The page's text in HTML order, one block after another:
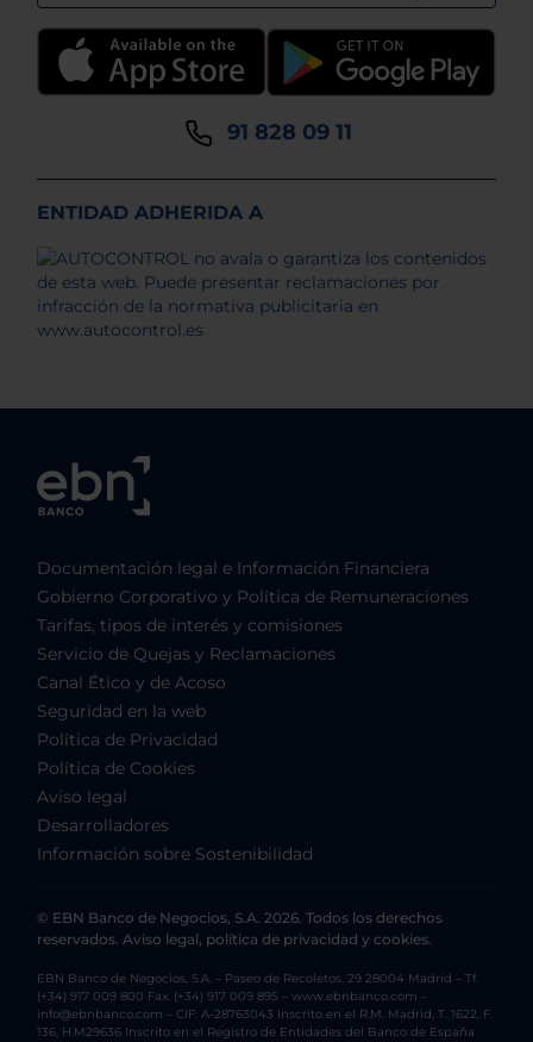
91 828 09 11
ENTIDAD ADHERIDA A
Documentación legal e Información Financiera
Gobierno Corporativo y Política de Remuneraciones
Tarifas, tipos de interés y comisiones
Servicio de Quejas y Reclamaciones
Canal Ético y de Acoso
Seguridad en la web
Política de Privacidad
Política de Cookies
Aviso legal
Desarrolladores
Información sobre Sostenibilidad
© EBN Banco de Negocios, S.A. 2026. Todos los derechos
reservados. Aviso legal, política de privacidad y cookies.
EBN Banco de Negocios, S.A. – Paseo de Recoletos, 29 28004 Madrid – Tf.
(+34) 917 009 800 Fax. (+34) 917 009 895 – www.ebnbanco.com –
info@ebnbanco.com – CIF: A-28763043 Inscrito en el R.M. Madrid, T. 1622, F.
136, H.M29636 Inscrito en el Registro de Entidades del Banco de España